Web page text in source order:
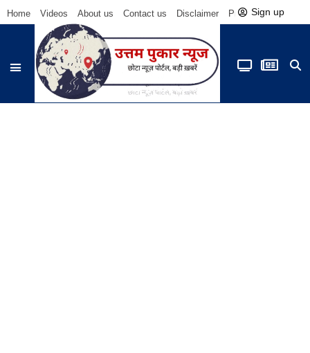
Home Videos About us Contact us Disclaimer Privacy Policy
Sign up